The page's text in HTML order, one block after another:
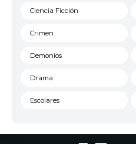
Ciencia Ficción
Crimen
Demonios
Drama
Escolares